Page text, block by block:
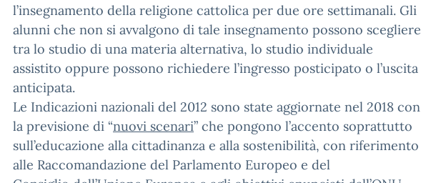
l’insegnamento della religione cattolica per due ore settimanali. Gli
alunni che non si avvalgono di tale insegnamento possono scegliere
tra lo studio di una materia alternativa, lo studio individuale
assistito oppure possono richiedere l’ingresso posticipato o l’uscita
anticipata.
Le Indicazioni nazionali del 2012 sono state aggiornate nel 2018 con
la previsione di “nuovi scenari” che pongono l’accento soprattutto
sull’educazione alla cittadinanza e alla sostenibilità, con riferimento
alle Raccomandazione del Parlamento Europeo e del